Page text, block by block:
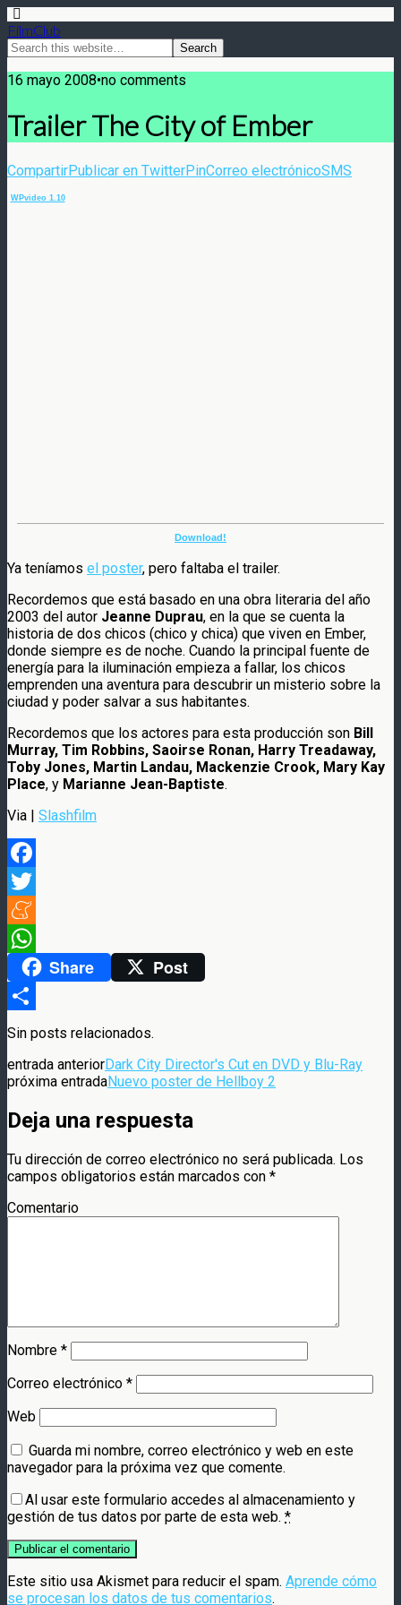
FilmClub
16 mayo 2008•no comments
Trailer The City of Ember
CompartirPublicar en TwitterPinCorreo electrónicoSMS
WPvideo 1.10
Download!
Ya teníamos el poster, pero faltaba el trailer.
Recordemos que está basado en una obra literaria del año
2003 del autor Jeanne Duprau, en la que se cuenta la
historia de dos chicos (chico y chica) que viven en Ember,
donde siempre es de noche. Cuando la principal fuente de
energía para la iluminación empieza a fallar, los chicos
emprenden una aventura para descubrir un misterio sobre la
ciudad y poder salvar a sus habitantes.
Recordemos que los actores para esta producción son Bill
Murray, Tim Robbins, Saoirse Ronan, Harry Treadaway,
Toby Jones, Martin Landau, Mackenzie Crook, Mary Kay
Place, y Marianne Jean-Baptiste.
Via | Slashfilm
Facebook
Twitter
Meneame
WhatsAppShare Post
Compartir
Sin posts relacionados.
entrada anteriorDark City Director's Cut en DVD y Blu-Ray
próxima entradaNuevo poster de Hellboy 2
Deja una respuesta
Tu dirección de correo electrónico no será publicada. Los
campos obligatorios están marcados con *
Comentario
Nombre *
Correo electrónico *
Web
Guarda mi nombre, correo electrónico y web en este
navegador para la próxima vez que comente.
Al usar este formulario accedes al almacenamiento y
gestión de tus datos por parte de esta web. *
Este sitio usa Akismet para reducir el spam. Aprende cómo
se procesan los datos de tus comentarios.